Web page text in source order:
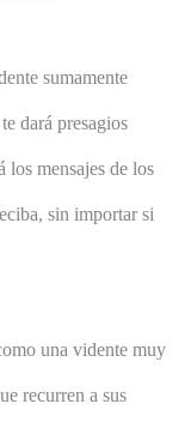
sumamente
dará presagios
los mensajes de los
sin importar si
una vidente muy
recurren a sus